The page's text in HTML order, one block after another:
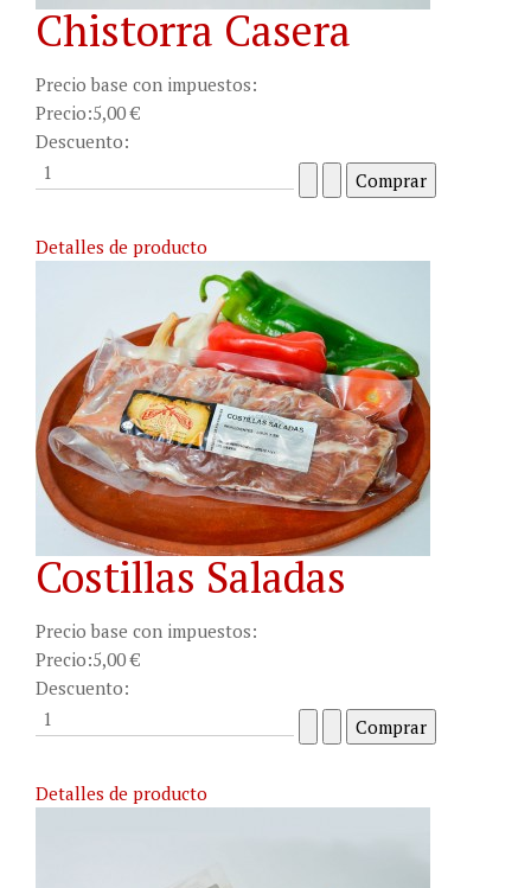
Chistorra Casera
Precio base con impuestos:
Precio:5,00 €
Descuento:
Detalles de producto
Costillas Saladas
Precio base con impuestos:
Precio:5,00 €
Descuento:
Detalles de producto